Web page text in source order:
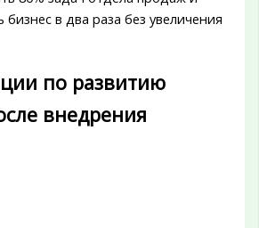
в два раза без увеличения
по развитию
внедрения